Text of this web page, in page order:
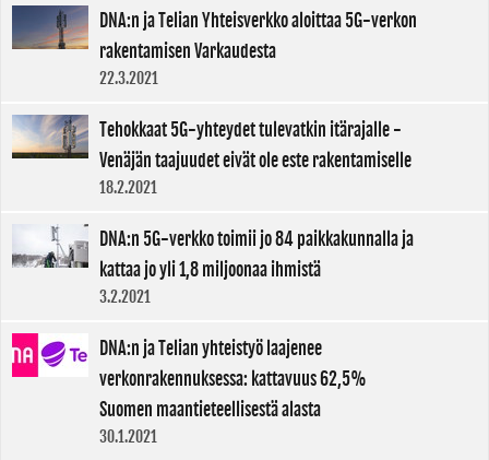
DNA:n ja Telian Yhteisverkko aloittaa 5G-verkon
rakentamisen Varkaudesta
22.3.2021
Tehokkaat 5G-yhteydet tulevatkin itärajalle -
Venäjän taajuudet eivät ole este rakentamiselle
18.2.2021
DNA:n 5G-verkko toimii jo 84 paikkakunnalla ja
kattaa jo yli 1,8 miljoonaa ihmistä
3.2.2021
DNA:n ja Telian yhteistyö laajenee
verkonrakennuksessa: kattavuus 62,5%
Suomen maantieteellisestä alasta
30.1.2021